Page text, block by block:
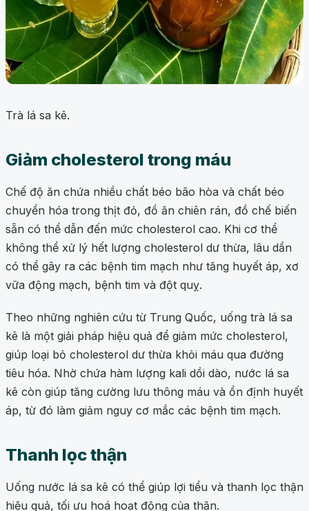
Trà lá sa kê.
Giảm cholesterol trong máu
Chế độ ăn chứa nhiều chất béo bão hòa và chất béo
chuyển hóa trong thịt đỏ, đồ ăn chiên rán, đồ chế biến
sẵn có thể dẫn đến mức cholesterol cao. Khi cơ thể
không thể xử lý hết lượng cholesterol dư thừa, lâu dần
có thể gây ra các bệnh tim mạch như tăng huyết áp, xơ
vữa động mạch, bệnh tim và đột quỵ.
Theo những nghiên cứu từ Trung Quốc, uống trà lá sa
kê là một giải pháp hiệu quả để giảm mức cholesterol,
giúp loại bỏ cholesterol dư thừa khỏi máu qua đường
tiêu hóa. Nhờ chứa hàm lượng kali dồi dào, nước lá sa
kê còn giúp tăng cường lưu thông máu và ổn định huyết
áp, từ đó làm giảm nguy cơ mắc các bệnh tim mạch.
Thanh lọc thận
Uống nước lá sa kê có thể giúp lợi tiểu và thanh lọc thận
hiệu quả, tối ưu hoá hoạt động của thận.